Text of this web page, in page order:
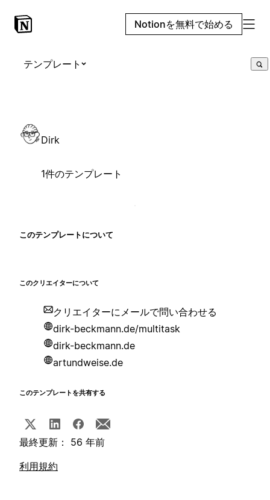
Notionを無料で始める
テンプレート
Dirk
1件のテンプレート
このテンプレートについて
このクリエイターについて
クリエイターにメールで問い合わせる
dirk-beckmann.de/multitask
dirk-beckmann.de
artundweise.de
このテンプレートを共有する
最終更新： 56 年前
利用規約